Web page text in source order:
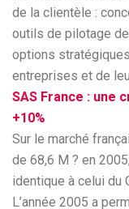
de la clientèle :
outils de pilotage
options
entreprises et de
SAS France : une
+10%
Sur le marché
de 68,6 M ? en
identique à celui du
L’année 2005 a